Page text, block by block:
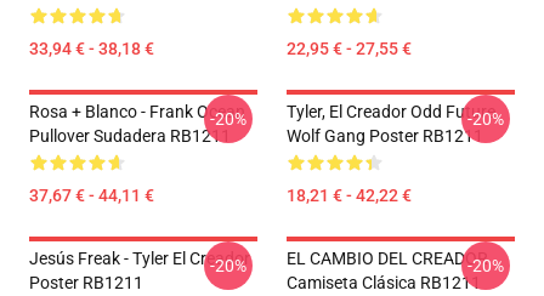
33,94 € - 38,18 € 22,95 € - 27,55 €
Rosa + Blanco - Frank Ocean
Pullover Sudadera RB1211
37,67 € - 44,11 €
-20%
Tyler, El Creador Odd Future
Wolf Gang Poster RB1211
18,21 € - 42,22 €
-20%
Jesús Freak - Tyler El Creador
Poster RB1211
-20%
EL CAMBIO DEL CREADOR
Camiseta Clásica RB1211
-20%